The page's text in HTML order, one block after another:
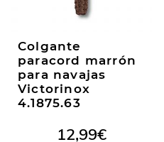
Colgante
paracord marrón
para navajas
Victorinox
4.1875.63
12,99€